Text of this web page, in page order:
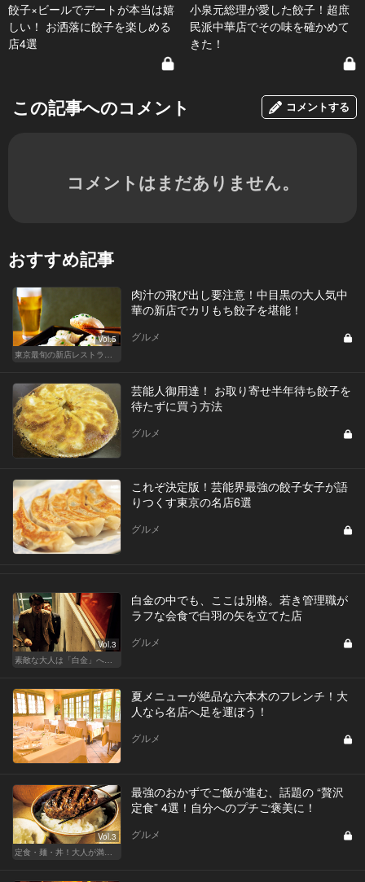
餃子×ビールでデートが本当は嬉
しい！ お洒落に餃子を楽しめる
店4選
小泉元総理が愛した餃子！超庶
民派中華店でその味を確かめて
きた！
この記事へのコメント コメントする
コメントはまだありません。
おすすめ記事
Vol.5
東京最旬の新店レストラン！
肉汁の飛び出し要注意！中目黒の大人気中
華の新店でカリもち餃子を堪能！
グルメ
芸能人御用達！ お取り寄せ半年待ち餃子を
待たずに買う方法
グルメ
これぞ決定版！芸能界最強の餃子女子が語
りつくす東京の名店6選
グルメ
Vol.3
素敵な大人は「白金」へ後輩を誘う
白金の中でも、ここは別格。若き管理職が
ラフな会食で白羽の矢を立てた店
グルメ
夏メニューが絶品な六本木のフレンチ！大
人なら名店へ足を運ぼう！
グルメ
Vol.3
定食・麺・丼！大人が満足できるサクッとグルメ
最強のおかずでご飯が進む、話題の “贅沢
定食” 4選！自分へのプチご褒美に！
グルメ